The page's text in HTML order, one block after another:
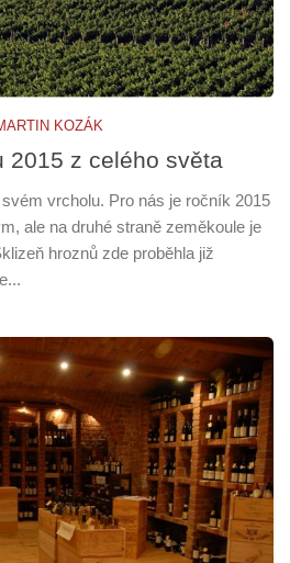
KOZÁK
2015 z celého světa
vrcholu. Pro nás je ročník 2015
ale na druhé straně zeměkoule je
hroznů zde proběhla již